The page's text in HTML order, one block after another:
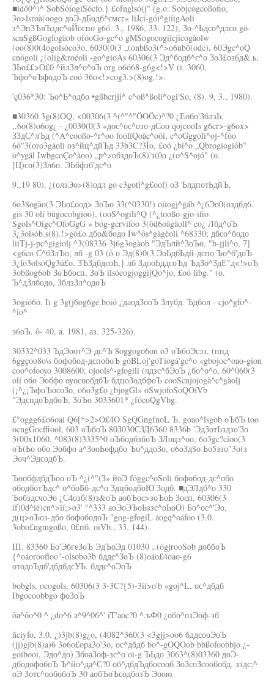
■idô0^)^ SobSóíogíSócfo.} £ofnglsó(j" (g.o. Sobjcogcoßofio,
3o>lsroà(oogo доЭ-дБодб^смсг« liJcí-gói^giíigAoli
з^ЭпЗЪлЪздс^оЙоспо g6ó. 3., 1986, 33. 122), Зо-^Ьдсо^длсо gö-
scnSgßGogfogäob ofóoGo-gc^o gMSogocogiîcjicogàolw
(oo(8)0(4ogolsóco3o, 6030(0(3 „(onbßo3(^>o6nbö(odc), 60Эgc^oQ
cnógoli ¿(olig&roéoli -go^gioAs 60306(3 Эд^бодб^с^о ЗоЗ£оз6д&.ь,
ЗЬо££>О£0 ^йлЗл^о^оЪ org o6ó68-g6g<!>V (i. 3060,
Ъфо^оЪфодоЪ coó 36o<!>cog3.>(8)og.!>.
'ç036*30: Ъо^Ь^одбо •gßbcrjji^ c^oß^ßoli^ogi'So, (8). 9, 3., 1980).
■30360 3g(8)OQ, <00306(3 ^(^"^"ÖOÖc)^?0 ¿Еобо'ЗблзЬ,
,,6o(8)o6og¿ - ¿0030(0(3 «дос^ос^озо-дСоо qojcooIs g6cr>-g6ox>
ЗЗдС^лЪд (^A^cooßo-^r^oo fooliQoàc^oôi, c^oGggoli^oj-^fóo
6ó"3(oro3gáoli оз^йц^дйЪд 33b3C?3Ío, £oó ¿bi^o „Qbrogiogiôb"
o^ygäl IwbgcoÇo^àoo) „р^>обздоЪ(8)'з(0о ¿(o^S^ojó" (о.
[Ц)со(3)Зл6о. ЭЬбфзб'дс^о
9.,19 80). ¿(олзЭо>(8)одл go c3goti^g£ool) оЗ ЪлдпотЬдйЪ,
6o3$ogào(3 ЭЬо£оод> ЗоЪо 33(^0330!) oíiogj^gáb ^¿6Эо0(оздбд6.
gis 30 olí bùgocobgioo), (ooS^ogili^Q (^¿tooßo-gjo-ifio
Sgols^Oigc^OfoGgG » bóg-gcrvifoo 3(ôd6oàgàoll^ co¿ Лбд^оЪ
3¿3olsób.s(8).!>gó£o дбо&бодо Iw^ôs^gàgèoli ^68330; дбсо^бодо
liiTj-j-pc^gigiolj ^3(08336 3j6g3ogàob "ЭдЪлй^ЗоЪо, "b-jjli^o, 7]
<g6co С^бЗлЪо, лб -g 03 (ó о Эд(8)0(3 ЭоЬдбЬдй-дспо Ъо^б'доЪ
3¿fo3olsóQg3ú£o, ЗЪЗдбдсоЬ,} лб ЗдооЬддсоЪд ЪдЗо^ЗдЕ°д<!>оЪ
3obßog6ob ЗоЪбосп, ЗоЪ ilsócogjoggijQo^jo, £oó libg." (о.
Ъ^дЗлбодо, ЗблзЗл^одоЪ
3ogió6o. Ii g 3g(j6og6gé.boió ¿даодЗооЪ Злубд. Ъдбол - cjo^gfo^-
^io^
э6оЪ. ô- 40, а. 1981, аз. 325-326).
30332^033 ЪдЭоот^Э-дс^Ъ 8oggogo6on o3 оЪбоЭсэз, (ппд
6ggçoo8o\s бофобод-дспобоЪ góBLoj'goTíogá'gc^o «gbojoc^oao-gíon
coo^ofooyo 3008600, ojools^-gfogili (чдзс^бЭоЪ ¿бо^о^о, 60^060(3
olí обо Эобфо оуосообдбЪ бдцоЗодбфоЪ cooScnjojogà^c^gàolj
(¡^¿¡Ъфо'ЬосоЗо, o6o3g£o ¿bjogGl» oSwjofoSoQOíVb
"ЭдспдоЪдбоЪ, ЗоЪо 3033601* ¿fócoQgVbg.
£°oggg6£o6oai Q6[*>2>O£4O SgQGngfnoL Ъ. goao^lsgob оЪбЪ too
ocngGocffiool, 603 оЪбоЪ 80З030СЗД6360 8336b 'ЭдЗотЬздзо'Зо
3(00x1060, ^083(8)3335^0 оЪбодбзбоЪ ЗЛоцз^оо, 6o3gc?cîoo(3
оЪ(Ьо обо Эобфо а^ЗооЬофдбо Ъо^ддоЗо, о6оЗд$о Ьо5ззо"3о(з
Эоч^ЭдсодбЪ.
ЪообфдбдЪоо оЪ ^¿(^"(З» йоЭ fóggc^oSoli бофобод-дс^обо
ободботЪдс^ о^боБб-дс^о ЗдцбодбоЮ Зодб. ■дЭЛдб^о 330
ЪобздсчоЭо ¿С4озб(8)з&оЪ аобЪос>зоЪоЬ Зосп, 60306(3
íf)0d^ié)cn^>íí;>o3' °^333 аоЭоЭЪоЬззс^оЬоО) Бо^ос^'Эо,
д(ц>оЪоз-дбо бофободоЪ "gog-gfogiL áogq^oáfoo (3.0.
3obo£ngmgoßo, 0£пб. oiVb., 33. 144).
III. 83360 Бо'ЭбгеЗоЪ ЭдЪоЭд 01030 ..(ógjrooSob доббоЪ
{^oáoroofloo"-olsobo3b бддс^ЗоЪ (8)oáo£4oao-g6
отодоЪдб'дбдбдсУЬ. бддс^оЭоЪ
bobgls, ocogols, 60306(3 3-3C?{5)-3íí>o'b «goj^L, ос^дбдб
Ibgocoobbgo фоЗоЪ
ôa^ôo^0 ^ ¿do^6 a^9^06^' íT'aoc?0 ^.ъФ0 ¿обо^озЭоф-зб
ñciyfo, 3.0. ¿)3jb(8)g¿o, (4082^360(3 <3gjj>oo6 бддсооЭоЪ
(jj)gjb(8)a)6 3o6o£opa3o'3o, ос^дбдб bo^-gOQOob bbßofoobbjo ¿-
goibooi, Эдо^до) ЗбоаЗоф-зс^о oi-g ЪЬдо 3063^(8)03360 доЭ-
дбодофобоЪ Ъ^йо^да^С?0 об^дбдЪдбосооб ЗоЗсоЗсообобд. зздс;^
оЭ Зотс^ообобоЪ 30 аобЪоЪсодбозЪ Эоою